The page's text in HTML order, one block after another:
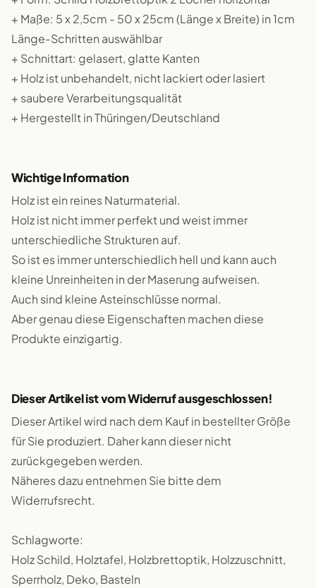
+ Maße: 5 x 2,5cm - 50 x 25cm (Länge x Breite) in 1cm
Länge-Schritten auswählbar
+ Schnittart: gelasert, glatte Kanten
+ Holz ist unbehandelt, nicht lackiert oder lasiert
+ saubere Verarbeitungsqualität
+ Hergestellt in Thüringen/Deutschland
Wichtige Information
Holz ist ein reines Naturmaterial.
Holz ist nicht immer perfekt und weist immer
unterschiedliche Strukturen auf.
So ist es immer unterschiedlich hell und kann auch
kleine Unreinheiten in der Maserung aufweisen.
Auch sind kleine Asteinschlüsse normal.
Aber genau diese Eigenschaften machen diese
Produkte einzigartig.
Dieser Artikel ist vom Widerruf ausgeschlossen!
Dieser Artikel wird nach dem Kauf in bestellter Größe
für Sie produziert. Daher kann dieser nicht
zurückgegeben werden.
Näheres dazu entnehmen Sie bitte dem
Widerrufsrecht.
Schlagworte:
Holz Schild, Holztafel, Holzbrettoptik, Holzzuschnitt,
Sperrholz, Deko, Basteln